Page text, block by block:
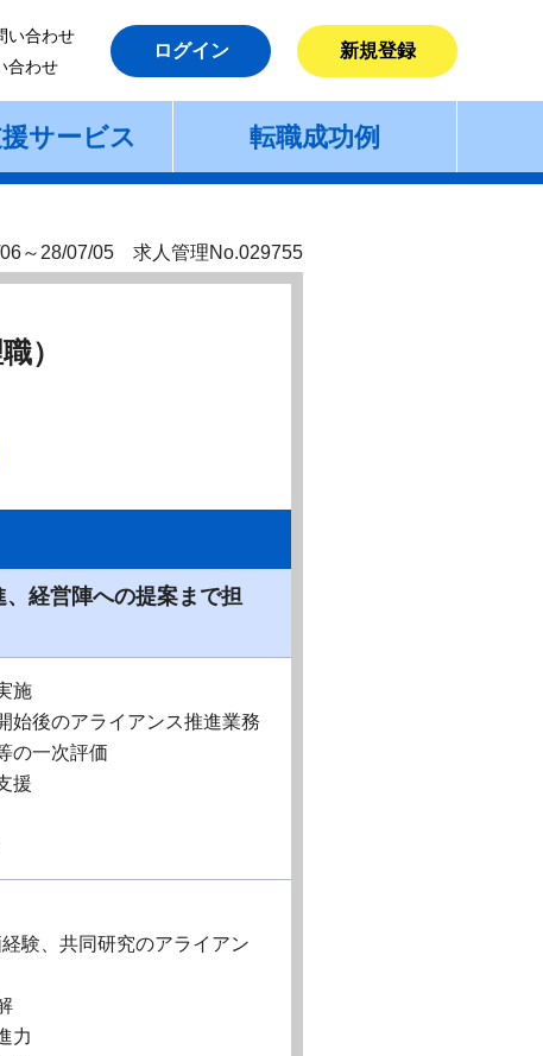
い合わせ
合わせ
ログイン 新規登録
サービス 転職成功例
～28/07/05 求人管理No.029755
）
経営陣への提案まで担
施
始後のアライアンス推進業務
の一次評価
援
験、共同研究のアライアン
力